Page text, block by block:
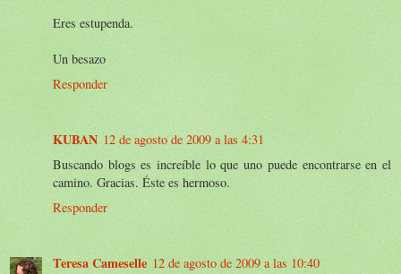
Eres estupenda.
Un besazo
Responder
KUBAN 12 de agosto de 2009 a las 4:31
Buscando blogs es increíble lo que uno puede encontrarse en el
camino. Gracias. Éste es hermoso.
Responder
Teresa Cameselle 12 de agosto de 2009 a las 10:40